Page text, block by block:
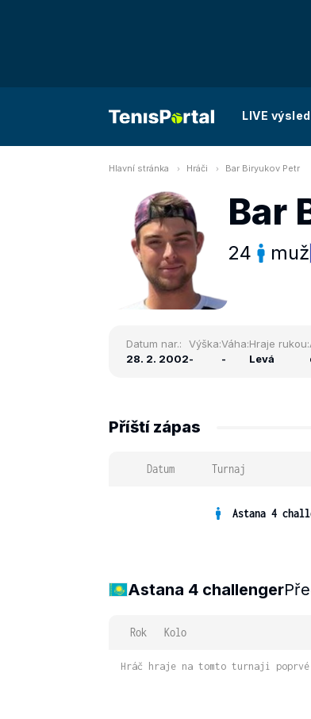
LIVE
Hlavní stránka Hráči Bar Biryukov Petr
Bar
24 muž
Datum nar.:
28. 2. 2002
Výška:
-
Váha:
-
Hraje rukou:
Levá
Příští zápas
Datum Turnaj
Astana 4
Astana 4 challenger
Rok Kolo
Hráč hraje na tomto turnaji